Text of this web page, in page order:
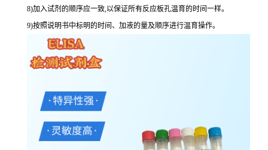
8)加入试剂的顺序应一致,以保证所有反应板孔温育的时间一样。
9)按照说明书中标明的时间、加液的量及顺序进行温育操作。